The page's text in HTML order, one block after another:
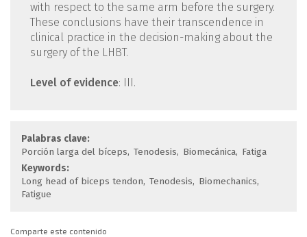
with respect to the same arm before the surgery.
These conclusions have their transcendence in
clinical practice in the decision-making about the
surgery of the LHBT.
Level of evidence: III.
Palabras clave:
Porción larga del bíceps Tenodesis Biomecánica Fatiga
Keywords:
Long head of biceps tendon Tenodesis
Biomechanics
Fatigue
Comparte este contenido